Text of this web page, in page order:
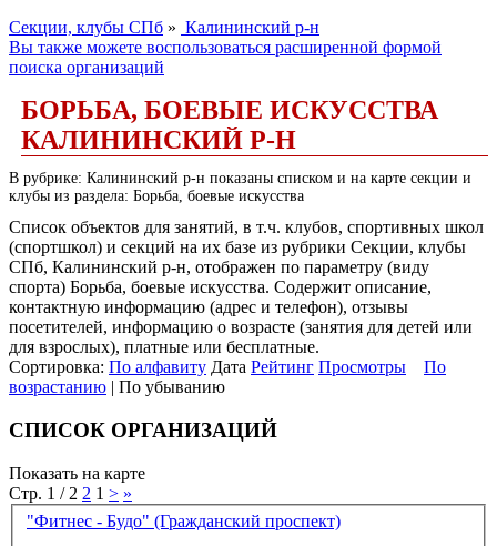
Секции, клубы СПб » Калининский р-н
Вы также можете воспользоваться расширенной формой
поиска организаций
БОРЬБА, БОЕВЫЕ ИСКУССТВА
КАЛИНИНСКИЙ Р-Н
В рубрике: Калининский р-н показаны списком и на карте секции и
клубы из раздела: Борьба, боевые искусства
Список объектов для занятий, в т.ч. клубов, спортивных школ
(спортшкол) и секций на их базе из рубрики Секции, клубы
СПб, Калининский р-н, отображен по параметру (виду
спорта) Борьба, боевые искусства. Содержит описание,
контактную информацию (адрес и телефон), отзывы
посетителей, информацию о возрасте (занятия для детей или
для взрослых), платные или бесплатные.
Сортировка: По алфавиту Дата Рейтинг Просмотры
По
возрастанию | По убыванию
СПИСОК ОРГАНИЗАЦИЙ
Показать на карте
Стр. 1 / 2 2 1 > »
"Фитнес - Будо" (Гражданский проспект)